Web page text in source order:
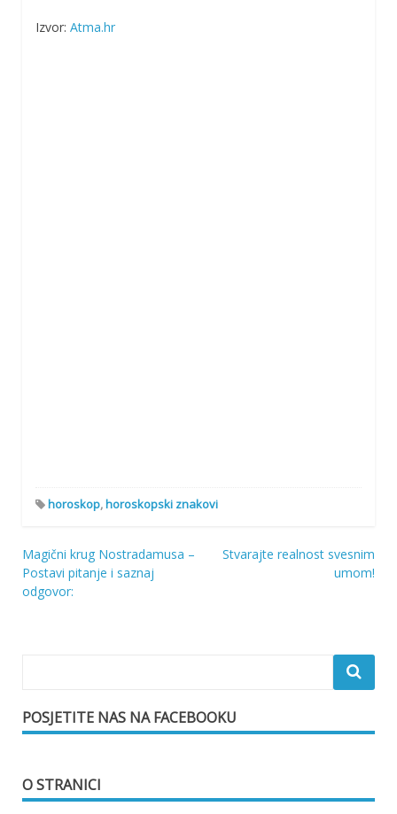
Izvor: Atma.hr
horoskop,horoskopski znakovi
Navigacija
objava
Magični krug Nostradamusa –
Postavi pitanje i saznaj
odgovor:
Stvarajte realnost svesnim
umom!
POSJETITE NAS NA FACEBOOKU
O STRANICI